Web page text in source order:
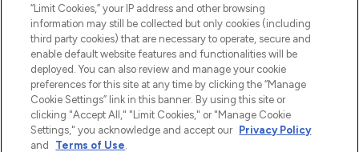
“Limit Cookies,” your IP address and other browsing
information may still be collected but only cookies (including
third party cookies) that are necessary to operate, secure and
enable default website features and functionalities will be
deployed. You can also review and manage your cookie
preferences for this site at any time by clicking the “Manage
Cookie Settings” link in this banner. By using this site or
clicking "Accept All," "Limit Cookies," or "Manage Cookie
Settings," you acknowledge and accept our Privacy Policy
and
Terms of Use.